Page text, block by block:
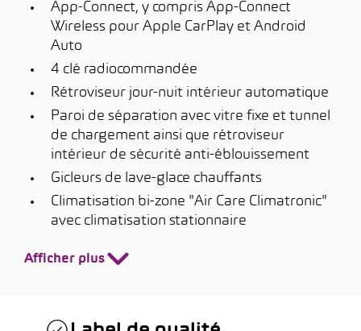
App-Connect, y compris App-Connect
Wireless pour Apple CarPlay et Android
Auto
4 clé radiocommandée
Rétroviseur jour-nuit intérieur automatique
Paroi de séparation avec vitre fixe et tunnel
de chargement ainsi que rétroviseur
intérieur de sécurité anti-éblouissement
Gicleurs de lave-glace chauffants
Climatisation bi-zone "Air Care Climatronic"
avec climatisation stationnaire
Afficher plus